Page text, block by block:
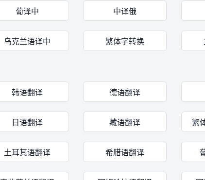
葡译中 中译俄
乌克兰语译中 繁体字转换
韩语翻译 德语翻译
日语翻译 藏语翻译 繁
土耳其语翻译 希腊语翻译